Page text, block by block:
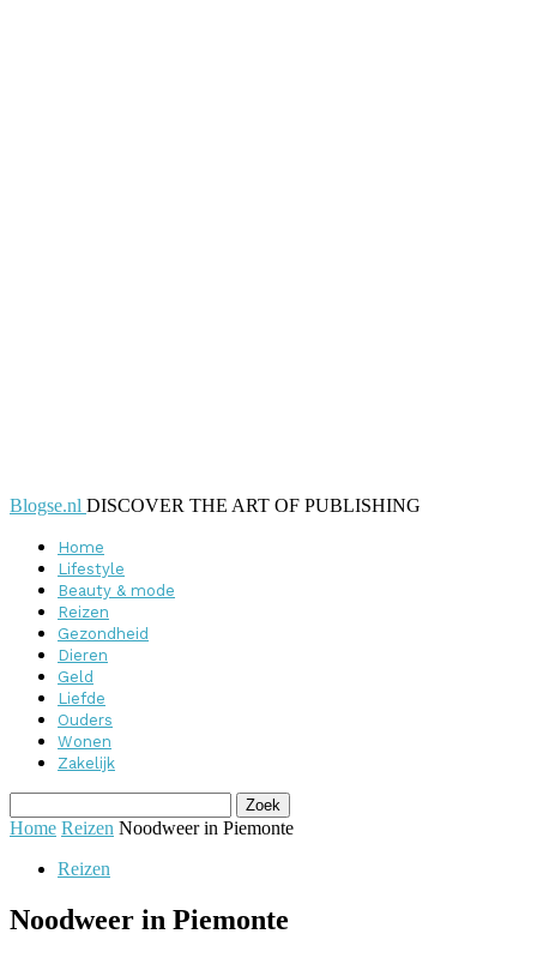
Blogse.nl DISCOVER THE ART OF PUBLISHING
Home
Lifestyle
Beauty & mode
Reizen
Gezondheid
Dieren
Geld
Liefde
Ouders
Wonen
Zakelijk
Home Reizen Noodweer in Piemonte
Reizen
Noodweer in Piemonte